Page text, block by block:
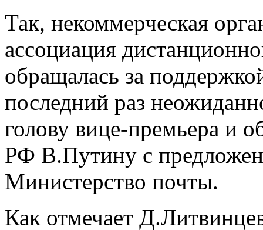
Так, некоммерческая
ассоциация
обращалась за
последний раз
голову вице-премьера и
РФ В.Путину с
Министерство почты.
Как отмечает